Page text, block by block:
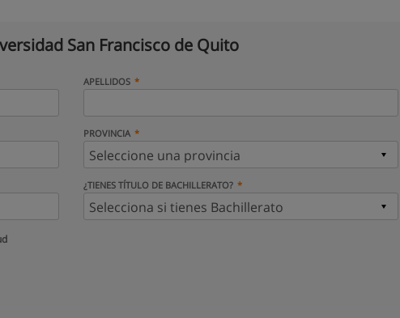
San Francisco de Quito
APELLIDOS
PROVINCIA
¿TIENES TÍTULO DE BACHILLERATO?